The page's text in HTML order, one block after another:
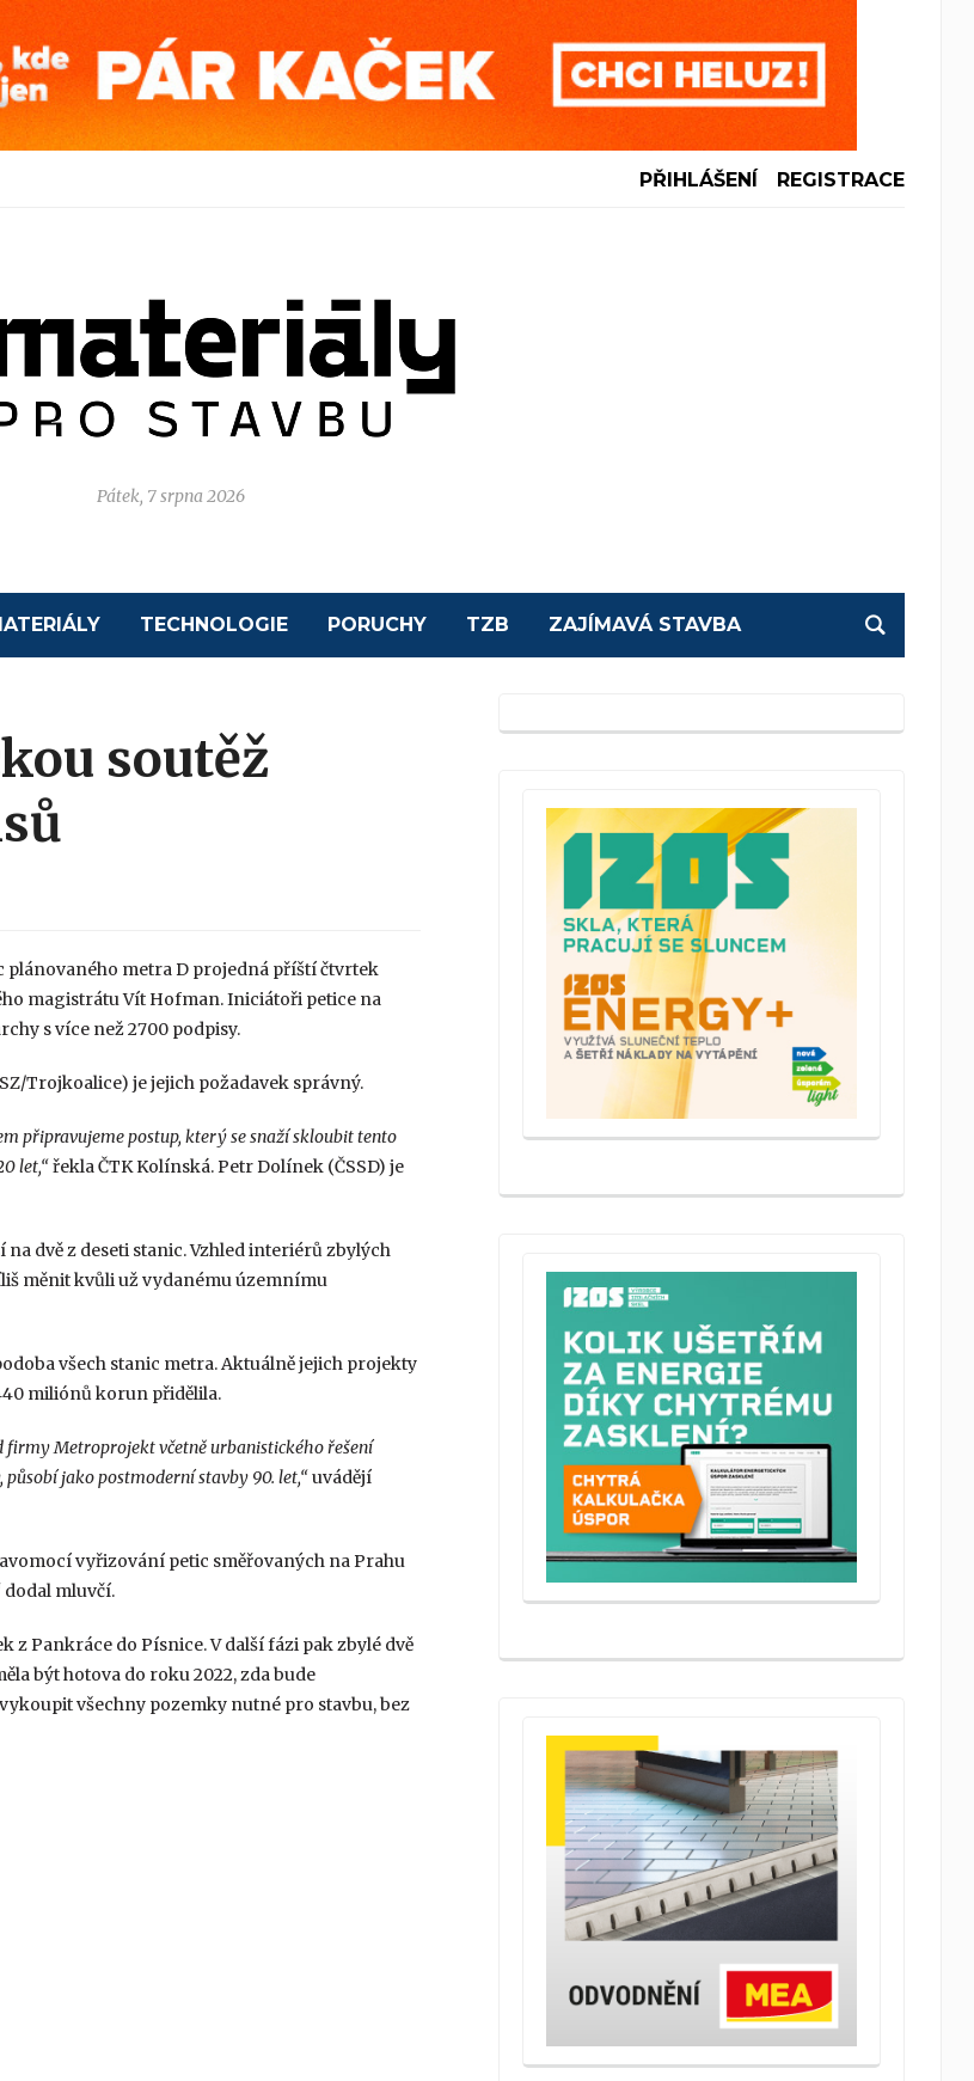
PŘIHLÁŠENÍ REGISTRACE
Pátek, 7 srpna 2026
TECHNOLOGIE PORUCHY TZB ZAJÍMAVÁ STAVBA
soutěž
plánovaného metra D projedná příští čtvrtek
magistrátu Vít Hofman. Iniciátoři petice na
s více než 2700 podpisy.
Trojkoalice) je jejich požadavek správný.
připravujeme postup, který se snaží skloubit tento
let,“ řekla ČTK Kolínská. Petr Dolínek (ČSSD) je
dvě z deseti stanic. Vzhled interiérů zbylých
měnit kvůli už vydanému územnímu
všech stanic metra. Aktuálně jejich projekty
miliónů korun přidělila.
firmy Metroprojekt včetně urbanistického řešení
jako postmoderní stavby 90. let,“ uvádějí
vyřizování petic směřovaných na Prahu
dodal mluvčí.
z Pankráce do Písnice. V další fázi pak zbylé dvě
být hotova do roku 2022, zda bude
všechny pozemky nutné pro stavbu, bez